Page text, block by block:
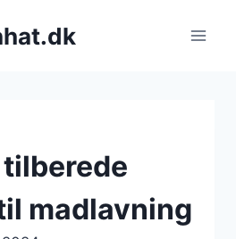
madlavning